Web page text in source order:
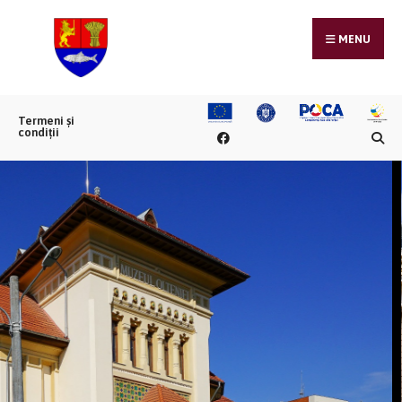
MENU
Termeni și
condiții
Craiova -
Mihail